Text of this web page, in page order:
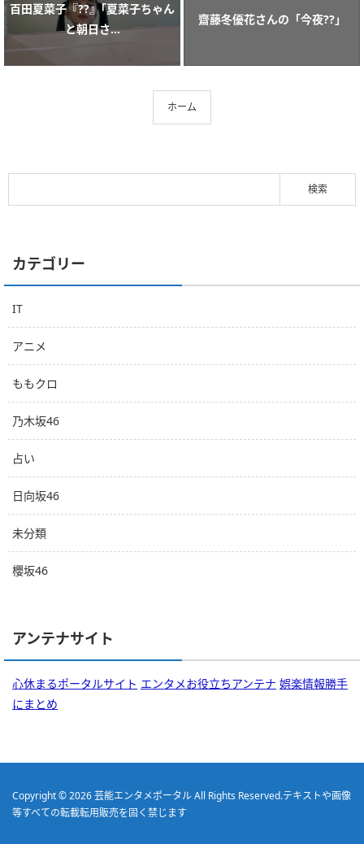
百田夏菜子『??』｢夏菜子ちゃん
と朝日さ...
齋藤冬優花さんの「今夜??」
ホーム
カテゴリー
IT
アニメ
ももクロ
乃木坂46
占い
日向坂46
未分類
櫻坂46
アンテナサイト
心休まるポータルサイト エンタメお役立ちアンテナ 娯楽情報勝手
にまとめ
Copyright © 2026芸能エンタメポータルAll Rights Reserved.テキストや画像
等すべての転載転用販売を固く禁じます